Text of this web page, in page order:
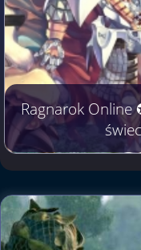
Ragnarok Online